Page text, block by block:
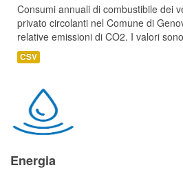
Consumi annuali di combustibile dei
privato circolanti nel Comune di
relative emissioni di CO2. I valori
CSV
Energia